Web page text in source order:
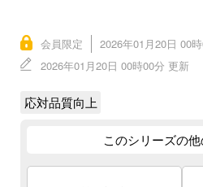
会員限定
2026年01月20日 00
2026年01月20日 00時00分 更新
応対品質向上
このシリーズの